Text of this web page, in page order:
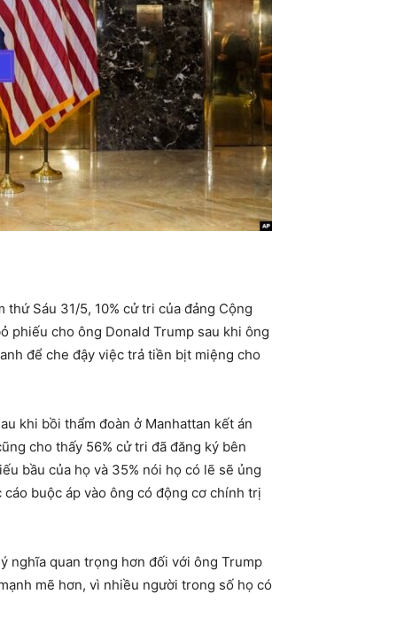
Sáu 31/5, 10% cử tri của đảng Cộng
phiếu cho ông Donald Trump sau khi ông
để che đậy việc trả tiền bịt miệng cho
khi bồi thẩm đoàn ở Manhattan kết án
cho thấy 56% cử tri đã đăng ký bên
bầu của họ và 35% nói họ có lẽ sẽ ủng
buộc áp vào ông có động cơ chính trị
nghĩa quan trọng hơn đối với ông Trump
mẽ hơn, vì nhiều người trong số họ có